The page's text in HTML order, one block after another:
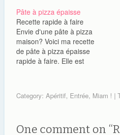
Pâte à pizza épaisse
Recette rapide à faire
Envie d'une pâte à pizza
maison? Voici ma recette
de pâte à pizza épaisse
rapide à faire. Elle est
de Chéri, le dimanche
longtemps, nous avons
Category: Apéritif, Entrée, Miam ! |
One comment on “